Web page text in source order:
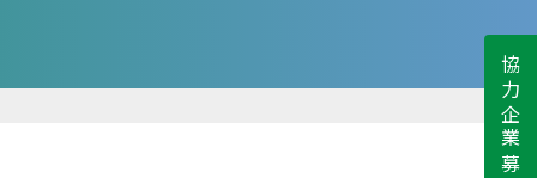
協力企業募集